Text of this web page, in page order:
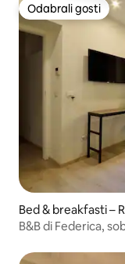
Odabrali gosti
Odabrali gosti
Bed & breakfasti –
B&B di Federica,